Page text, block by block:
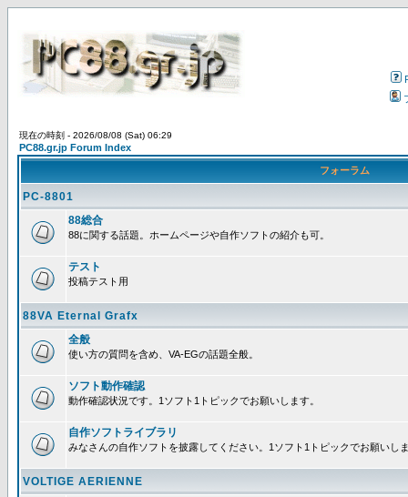
現在の時刻 - 2026/08/08 (Sat) 06:29
PC88.gr.jp Forum Index
フォーラム
PC-8801
88総合
88に関する話題。ホームページや自作ソフトの紹介も可。
テスト
投稿テスト用
88VA Eternal Grafx
全般
使い方の質問を含め、VA-EGの話題全般。
ソフト動作確認
動作確認状況です。1ソフト1トピックでお願いします。
自作ソフトライブラリ
みなさんの自作ソフトを披露してください。1ソフト1トピックでお願いし
VOLTIGE AERIENNE